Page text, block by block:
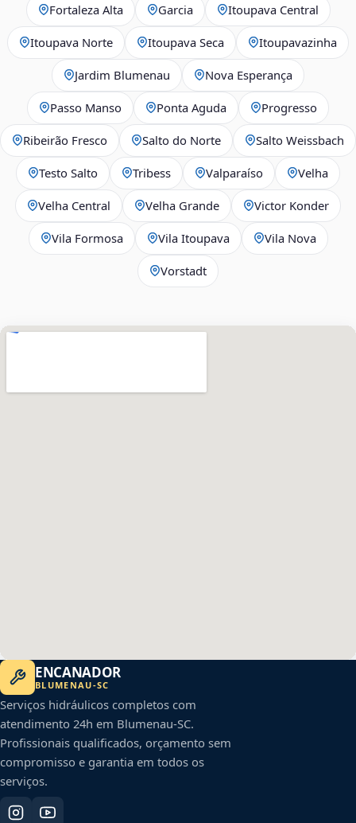
Fortaleza Alta Garcia Itoupava Central
Itoupava Norte Itoupava Seca Itoupavazinha
Jardim Blumenau Nova Esperança
Passo Manso Ponta Aguda Progresso
Ribeirão Fresco Salto do Norte Salto Weissbach
Testo Salto Tribess Valparaíso Velha
Velha Central Velha Grande Victor Konder
Vila Formosa Vila Itoupava Vila Nova
Vorstadt
ENCANADOR
BLUMENAU-SC
Serviços hidráulicos completos com
atendimento 24h em Blumenau-SC.
Profissionais qualificados, orçamento sem
compromisso e garantia em todos os
serviços.